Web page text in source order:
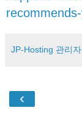
JP-Hosting 관리
‹